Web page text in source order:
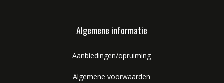
Algemene informatie
Aanbiedingen/opruiming
Algemene voorwaarden